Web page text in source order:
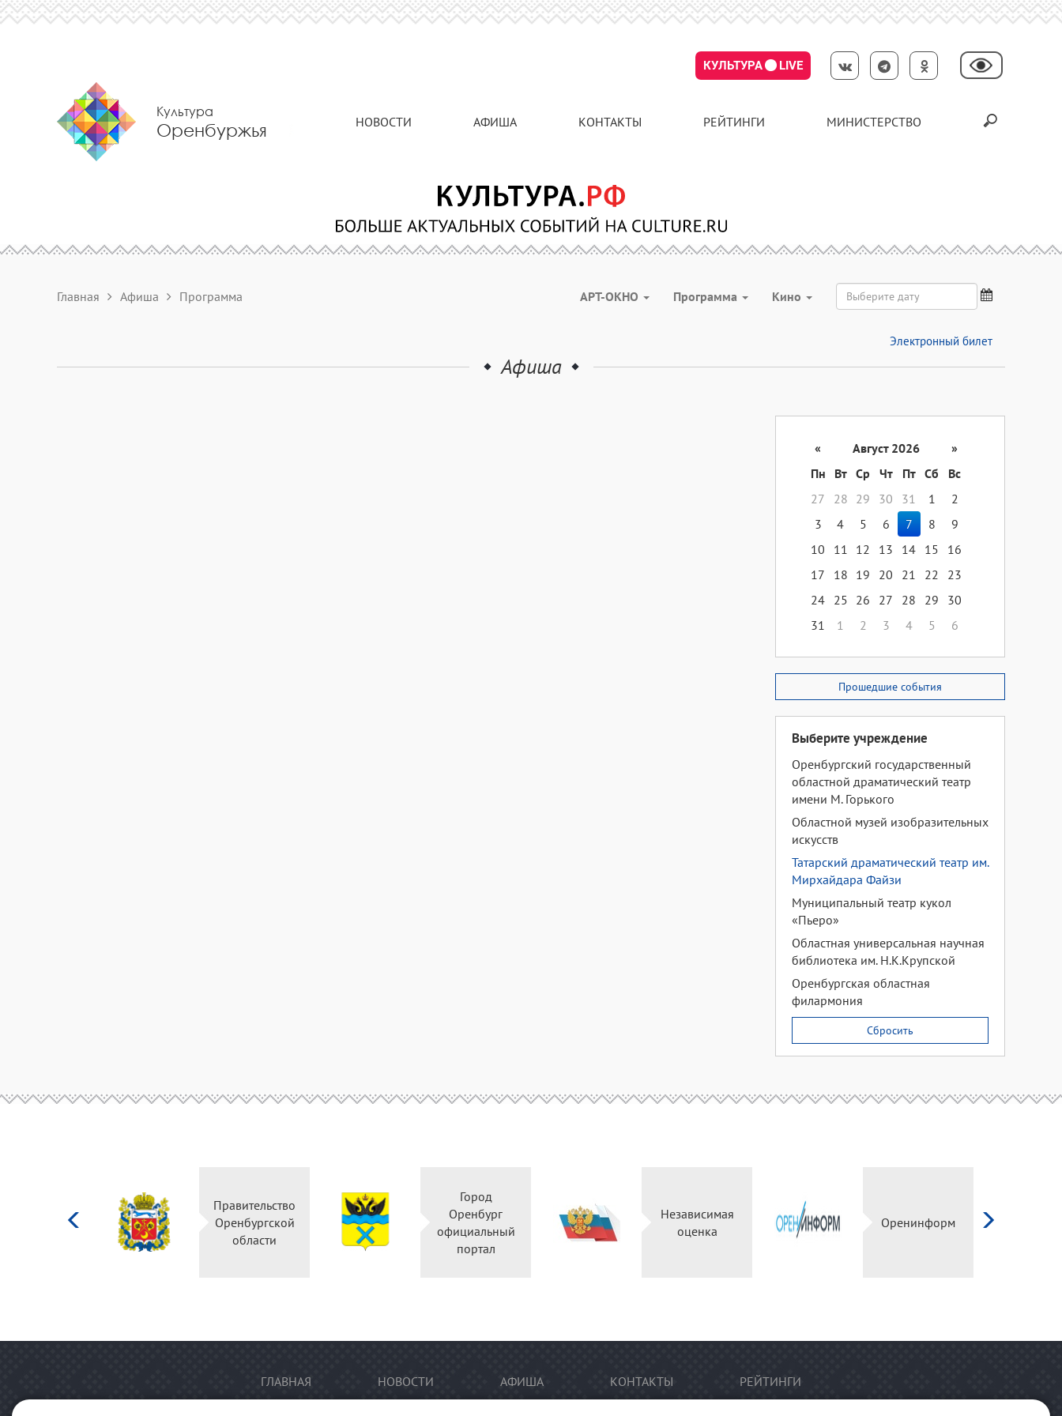
КУЛЬТУРА LIVE
Культура
Оренбуржья НОВОСТИ АФИША КОНТАКТЫ РЕЙТИНГИ МИНИСТЕРСТВО
Главная Афиша Программа АРТ-ОКНО Программа Кино
Электронный билет
Афиша
« Август 2026
»
Пн
Вт Ср Чт Пт Сб
Вс
27
28 29 30 31 1
2
3
4 5 6 7 8
9
10
11 12 13 14 15
16
17
18 19 20 21 22
23
24 25 26 27 28 29
30
31
1 2 3 4 5 6
Прошедшие события
Выберите учреждение
Оренбургский государственный
областной драматический театр
имени М. Горького
Областной музей изобразительных
искусств
Татарский драматический театр им.
Мирхайдара Файзи
Муниципальный театр кукол
«Пьеро»
Областная универсальная научная
библиотека им. Н.К.Крупской
Оренбургская областная
филармония
Сбросить
Правительство
Оренбургской
области
Город
Оренбург
официальный
портал
Независимая
оценка
Оренинформ
ГЛАВНАЯ НОВОСТИ АФИША КОНТАКТЫ РЕЙТИНГИ